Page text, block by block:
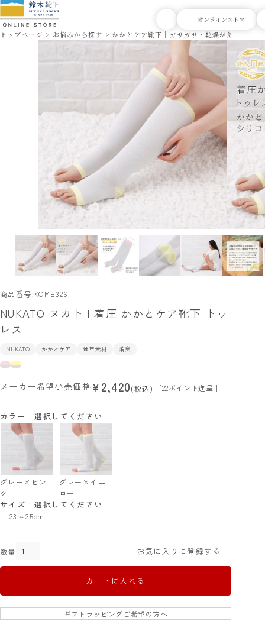
トップページ お悩みから探す かかとケア靴下｜ガサガサ・乾燥が気になる方
商品番号 KOME326
NUKATO ヌカト | 着圧 かかとケア靴下 トゥ
レス
NUKATO かかとケア 通年素材 消臭
メーカー希望小売価格 ¥2,420 税込 [22ポイント進呈 ]
サイズ 選択してください
23～25cm
カラー 選択してください
グレー×ピン
ク
グレー×イエ
ロー
お気に入りに登録する
カートに入れる
ギフトラッピングご希望の方へ